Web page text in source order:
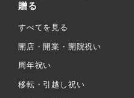
贈る
すべてを見る
開店・開業・開院祝い
周年祝い
移転・引越し祝い